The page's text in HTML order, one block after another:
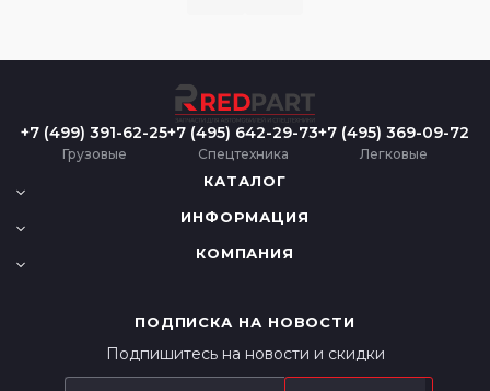
+7 (499) 391-62-25
Грузовые
+7 (495) 642-29-73
Спецтехника
+7 (495) 369-09-72
Легковые
КАТАЛОГ
ИНФОРМАЦИЯ
КОМПАНИЯ
ПОДПИСКА НА НОВОСТИ
Подпишитесь на новости и скидки